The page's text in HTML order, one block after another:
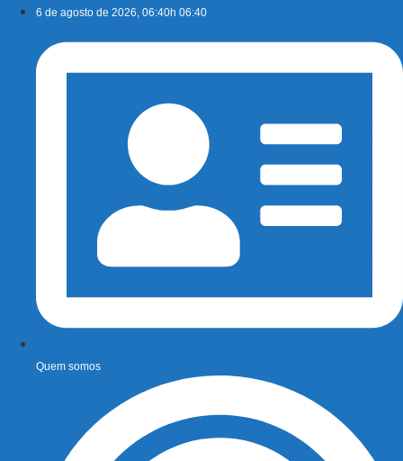
conteúdo
6 de agosto de 2026, 06:40h 06:40
Quem somos